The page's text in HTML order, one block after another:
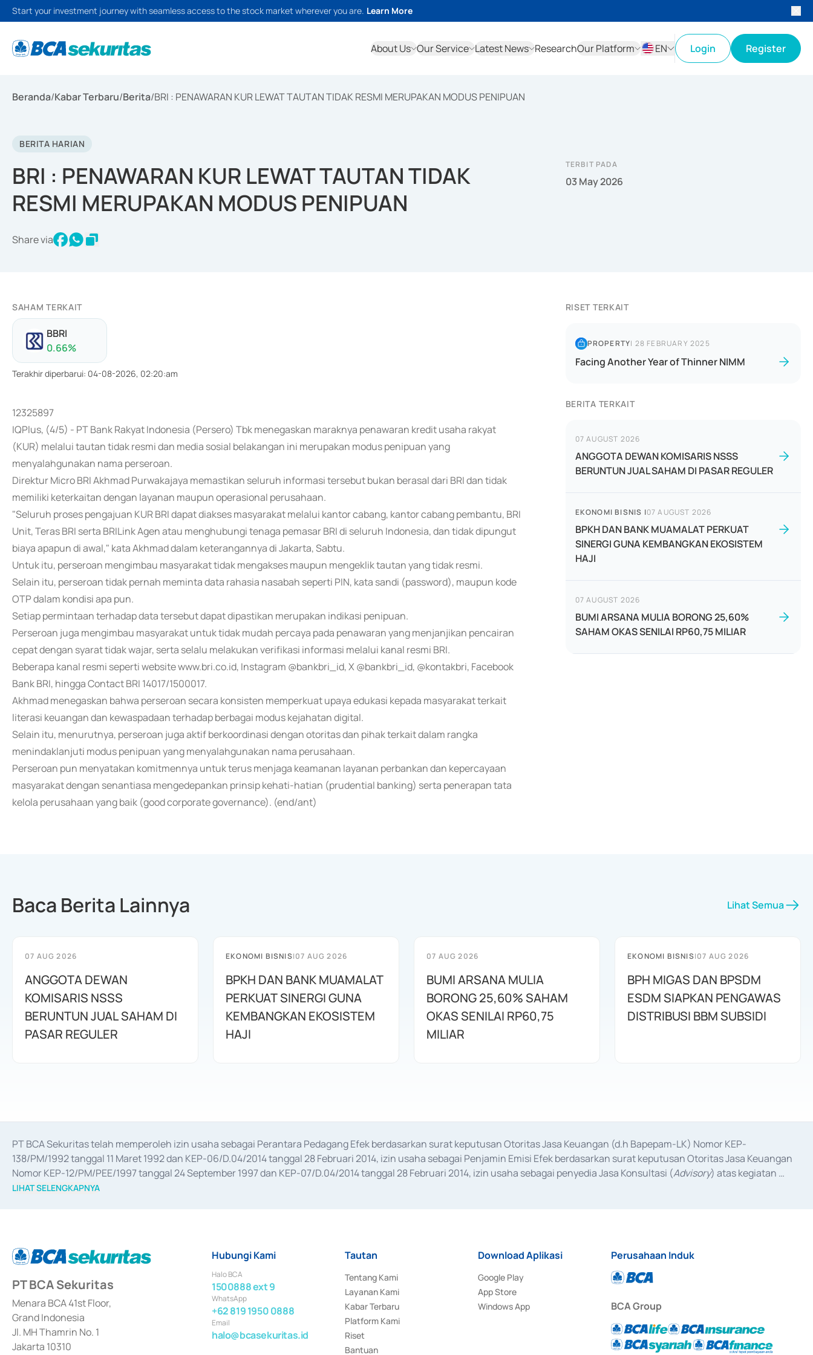
Start your investment journey with seamless access to the stock market wherever you are. Learn More
About Us Our Service Latest News ResearchOur Platform
EN
Login Register
Beranda/Kabar Terbaru/Berita/BRI : PENAWARAN KUR LEWAT TAUTAN TIDAK RESMI MERUPAKAN MODUS PENIPUAN
BERITA HARIAN
BRI : PENAWARAN KUR LEWAT TAUTAN TIDAK
RESMI MERUPAKAN MODUS PENIPUAN
Share via
TERBIT PADA
03 May 2026
SAHAM TERKAIT
BBRI
0.66%
Terakhir diperbarui: 04-08-2026, 02:20:am
12325897
IQPlus, (4/5) - PT Bank Rakyat Indonesia (Persero) Tbk menegaskan maraknya penawaran kredit usaha rakyat
(KUR) melalui tautan tidak resmi dan media sosial belakangan ini merupakan modus penipuan yang
menyalahgunakan nama perseroan.
Direktur Micro BRI Akhmad Purwakajaya memastikan seluruh informasi tersebut bukan berasal dari BRI dan tidak
memiliki keterkaitan dengan layanan maupun operasional perusahaan.
"Seluruh proses pengajuan KUR BRI dapat diakses masyarakat melalui kantor cabang, kantor cabang pembantu, BRI
Unit, Teras BRI serta BRILink Agen atau menghubungi tenaga pemasar BRI di seluruh Indonesia, dan tidak dipungut
biaya apapun di awal," kata Akhmad dalam keterangannya di Jakarta, Sabtu.
Untuk itu, perseroan mengimbau masyarakat tidak mengakses maupun mengeklik tautan yang tidak resmi.
Selain itu, perseroan tidak pernah meminta data rahasia nasabah seperti PIN, kata sandi (password), maupun kode
OTP dalam kondisi apa pun.
Setiap permintaan terhadap data tersebut dapat dipastikan merupakan indikasi penipuan.
Perseroan juga mengimbau masyarakat untuk tidak mudah percaya pada penawaran yang menjanjikan pencairan
cepat dengan syarat tidak wajar, serta selalu melakukan verifikasi informasi melalui kanal resmi BRI.
Beberapa kanal resmi seperti website www.bri.co.id, Instagram @bankbri_id, X @bankbri_id, @kontakbri, Facebook
Bank BRI, hingga Contact BRI 14017/1500017.
Akhmad menegaskan bahwa perseroan secara konsisten memperkuat upaya edukasi kepada masyarakat terkait
literasi keuangan dan kewaspadaan terhadap berbagai modus kejahatan digital.
Selain itu, menurutnya, perseroan juga aktif berkoordinasi dengan otoritas dan pihak terkait dalam rangka
menindaklanjuti modus penipuan yang menyalahgunakan nama perusahaan.
Perseroan pun menyatakan komitmennya untuk terus menjaga keamanan layanan perbankan dan kepercayaan
masyarakat dengan senantiasa mengedepankan prinsip kehati-hatian (prudential banking) serta penerapan tata
kelola perusahaan yang baik (good corporate governance). (end/ant)
RISET TERKAIT
PROPERTY| 28 FEBRUARY 2025
Facing Another Year of Thinner NIMM
BERITA TERKAIT
07 AUGUST 2026
ANGGOTA DEWAN KOMISARIS NSSS
BERUNTUN JUAL SAHAM DI PASAR REGULER
EKONOMI BISNIS |07 AUGUST 2026
BPKH DAN BANK MUAMALAT PERKUAT
SINERGI GUNA KEMBANGKAN EKOSISTEM
HAJI
07 AUGUST 2026
BUMI ARSANA MULIA BORONG 25,60%
SAHAM OKAS SENILAI RP60,75 MILIAR
Baca Berita Lainnya Lihat Semua
07 AUG 2026
ANGGOTA DEWAN
KOMISARIS NSSS
BERUNTUN JUAL SAHAM DI
PASAR REGULER
EKONOMI BISNIS|07 AUG 2026
BPKH DAN BANK MUAMALAT
PERKUAT SINERGI GUNA
KEMBANGKAN EKOSISTEM
HAJI
07 AUG 2026
BUMI ARSANA MULIA
BORONG 25,60% SAHAM
OKAS SENILAI RP60,75
MILIAR
EKONOMI BISNIS|07 AUG 2026
BPH MIGAS DAN BPSDM
ESDM SIAPKAN PENGAWAS
DISTRIBUSI BBM SUBSIDI
PT BCA Sekuritas telah memperoleh izin usaha sebagai Perantara Pedagang Efek berdasarkan surat keputusan Otoritas Jasa Keuangan (d.h Bapepam-LK) Nomor KEP-
138/PM/1992 tanggal 11 Maret 1992 dan KEP-06/D.04/2014 tanggal 28 Februari 2014, izin usaha sebagai Penjamin Emisi Efek berdasarkan surat keputusan Otoritas Jasa Keuangan
Nomor KEP-12/PM/PEE/1997 tanggal 24 September 1997 dan KEP-07/D.04/2014 tanggal 28 Februari 2014, izin usaha sebagai penyedia Jasa Konsultasi (Advisory) atas kegiatan
merger, akuisisi, divestasi, dan
LIHAT SELENGKAPNYA
PT BCA Sekuritas
Menara BCA 41st Floor,
Grand Indonesia
Jl. MH Thamrin No. 1
Jakarta 10310
Hubungi Kami
Halo BCA
1500888 ext 9
WhatsApp
+62 819 1950 0888
Email
halo@bcasekuritas.id
Tautan
Tentang Kami
Layanan Kami
Kabar Terbaru
Platform Kami
Riset
Bantuan
Download Aplikasi
Google Play
App Store
Windows App
Perusahaan Induk
BCA Group